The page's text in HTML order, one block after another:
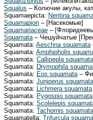
Squalus – Колючие акулы,
Squamaepicta: Neritina
Squamapion – [Насекомые]
Squamariaceae –
Squamata – Чешуйчатые
Squamata: Aeschna squamata
Squamata: Amphipholis
Squamata: Callipepla squamata
Squamata: Drymophila
Squamata: Eos squamata –
Squamata: Juniperus squamata
Squamata:
Lichmera squamata
Squamata: Pygospio squamata
Squamata: Scolelepis
Squamata: Tachornis squamata
Squamatella: Trifurcula